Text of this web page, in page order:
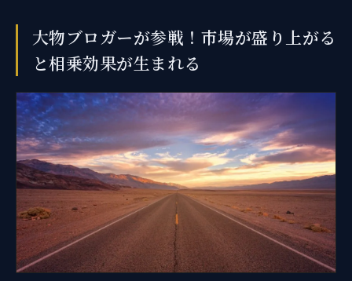
大物ブロガーが参戦！市場が盛り上がる
と相乗効果が生まれる